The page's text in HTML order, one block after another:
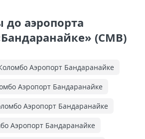
до аэропорта
(CMB)
Аэропорт Бандаранайке
Аэропорт Бандаранайке
Аэропорт Бандаранайке
Аэропорт Бандаранайке